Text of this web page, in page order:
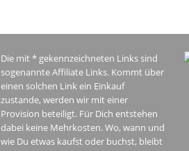
Die mit * gekennzeichneten Links sind
sogenannte Affiliate Links. Kommt über
einen solchen Link ein Einkauf
zustande, werden wir mit einer
Provision beteiligt. Für Dich entstehen
dabei keine Mehrkosten. Wo, wann und
wie Du etwas kaufst oder buchst, bleibt